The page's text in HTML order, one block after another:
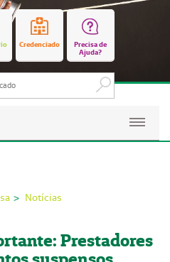
Credenciado
Precisa de
Ajuda?
Notícias
Prestadores